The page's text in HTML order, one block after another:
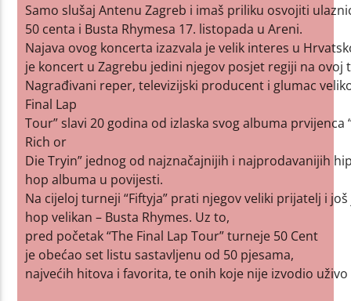
Samo slušaj Antenu Zagreb i imaš priliku osvojiti
50 centa i Busta Rhymesa 17. listopada u Areni.
Najava ovog koncerta izazvala je velik interes u
je koncert u Zagrebu jedini njegov posjet regiji na
Nagrađivani reper, televizijski producent i glumac
Final Lap
Tour” slavi 20 godina od izlaska svog albuma prvijenca
Rich or
Die Tryin” jednog od najznačajnijih i najprodavanijih
hop albuma u povijesti.
Na cijeloj turneji “Fiftyja” prati njegov veliki prijatelj i
hop velikan – Busta Rhymes. Uz to,
pred početak “The Final Lap Tour” turneje 50 Cent
je obećao set listu sastavljenu od 50 pjesama,
najvećih hitova i favorita, te onih koje nije izvodio